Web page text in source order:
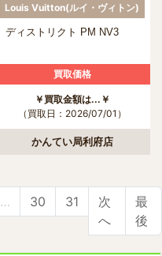
Louis Vuitton(ルイ・ヴィトン)
ディストリクト PM NV3
買取価格
￥買取金額は...￥
（買取日：2026/07/01）
かんてい局利府店
… 30 31
次
へ
最
後